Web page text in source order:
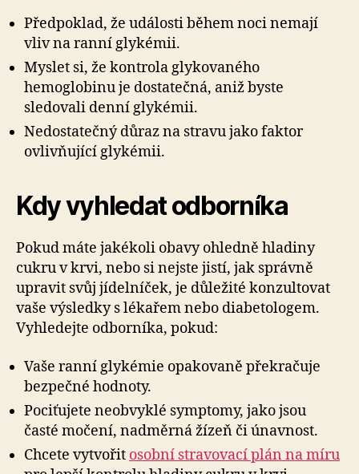
Předpoklad, že události během noci nemají
vliv na ranní glykémii.
Myslet si, že kontrola glykovaného
hemoglobinu je dostatečná, aniž byste
sledovali denní glykémii.
Nedostatečný důraz na stravu jako faktor
ovlivňující glykémii.
Kdy vyhledat odborníka
Pokud máte jakékoli obavy ohledně hladiny
cukru v krvi, nebo si nejste jistí, jak správně
upravit svůj jídelníček, je důležité konzultovat
vaše výsledky s lékařem nebo diabetologem.
Vyhledejte odborníka, pokud:
Vaše ranní glykémie opakovaně překračuje
bezpečné hodnoty.
Pociťujete neobvyklé symptomy, jako jsou
časté močení, nadměrná žízeň či únavnost.
Chcete vytvořit osobní stravovací plán na míru